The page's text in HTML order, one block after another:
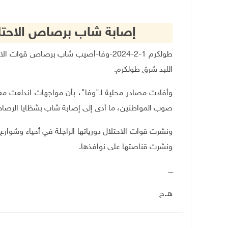
إصابة شاب برصاص
طولكرم 1-2-2024-وفا-أصيب شاب برصاص
اللبد شرق طولكرم.
وأفادت مصادر محلية لـ"وفا"، بأن مواجهات اندلعت
صوب المواطنين، ما أدى إلى إصابة شاب بشظايا
ونشرت قوات الاحتلال دورياتها الراجلة في أحياء
ونشرت قناصتها على نوافذها.
ــــ
هـ.ح